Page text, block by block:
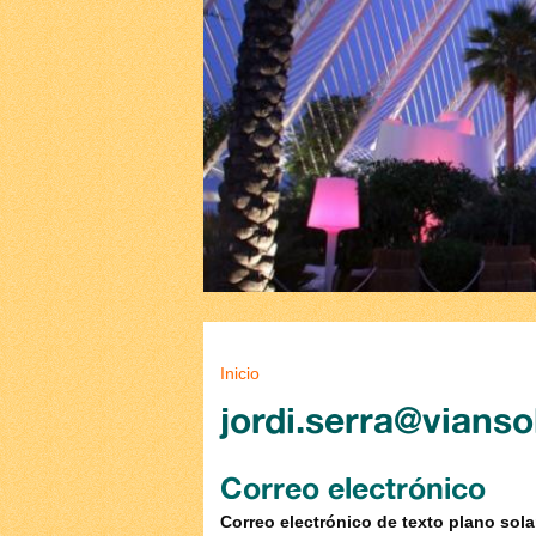
Se encuentra usted
Inicio
Correo electrónico
Correo electrónico de texto plano